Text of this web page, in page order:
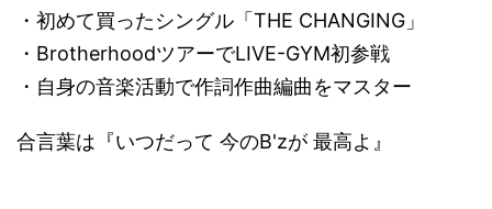
・初めて買ったシングル「THE CHANGING」
・BrotherhoodツアーでLIVE-GYM初参戦
・自身の音楽活動で作詞作曲編曲をマスター
合言葉は『いつだって 今のB'zが 最高よ』